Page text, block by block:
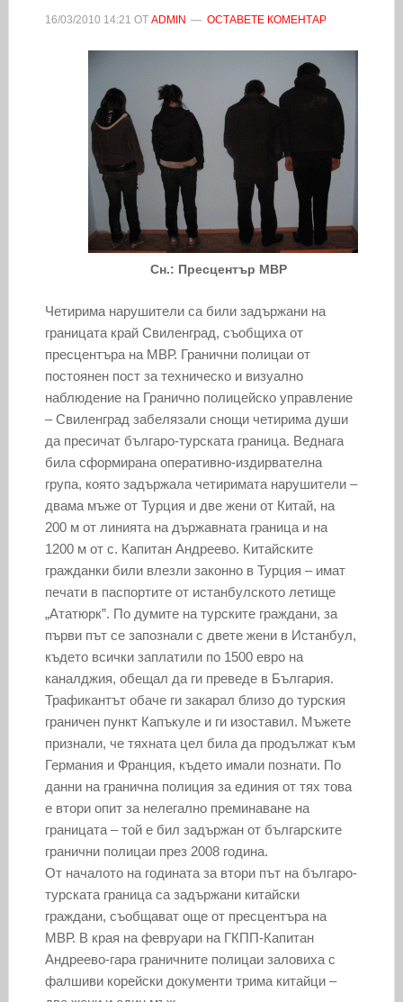
16/03/2010 14:21 ОТ ADMIN ОСТАВЕТЕ КОМЕНТАР
Сн.: Пресцентър МВР
Четирима нарушители са били задържани на
границата край Свиленград, съобщиха от
пресцентъра на МВР. Гранични полицаи от
постоянен пост за техническо и визуално
наблюдение на Гранично полицейско управление
– Свиленград забелязали снощи четирима души
да пресичат българо-турската граница. Веднага
била сформирана оперативно-издирвателна
група, която задържала четиримата нарушители –
двама мъже от Турция и две жени от Китай, на
200 м от линията на държавната граница и на
1200 м от с. Капитан Андреево. Китайските
гражданки били влезли законно в Турция – имат
печати в паспортите от истанбулското летище
„Ататюрк”. По думите на турските граждани, за
първи път се запознали с двете жени в Истанбул,
където всички заплатили по 1500 евро на
каналджия, обещал да ги преведе в България.
Трафикантът обаче ги закарал близо до турския
граничен пункт Капъкуле и ги изоставил. Мъжете
признали, че тяхната цел била да продължат към
Германия и Франция, където имали познати. По
данни на гранична полиция за единия от тях това
е втори опит за нелегално преминаване на
границата – той е бил задържан от българските
гранични полицаи през 2008 година.
От началото на годината за втори път на българо-
турската граница са задържани китайски
граждани, съобщават още от пресцентъра на
МВР. В края на февруари на ГКПП-Капитан
Андреево-гара граничните полицаи заловиха с
фалшиви корейски документи трима китайци –